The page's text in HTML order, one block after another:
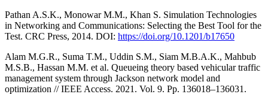
Pathan A.S.K., Monowar M.M., Khan S. Simulation Technologies
in Networking and Communications: Selecting the Best Tool for the
Test. CRC Press, 2014. DOI: https://doi.org/10.1201/b17650
Alam M.G.R., Suma T.M., Uddin S.M., Siam M.B.A.K., Mah­bub
M.S.B., Hassan M.M. et al. Queueing theory based vehicular traffic
management system through Jackson network model and
optimization // IEEE Access. 2021. Vol. 9. Pp. 136018–136031.